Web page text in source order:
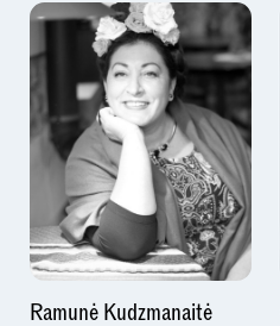
Ramunė Kudzmanaitė